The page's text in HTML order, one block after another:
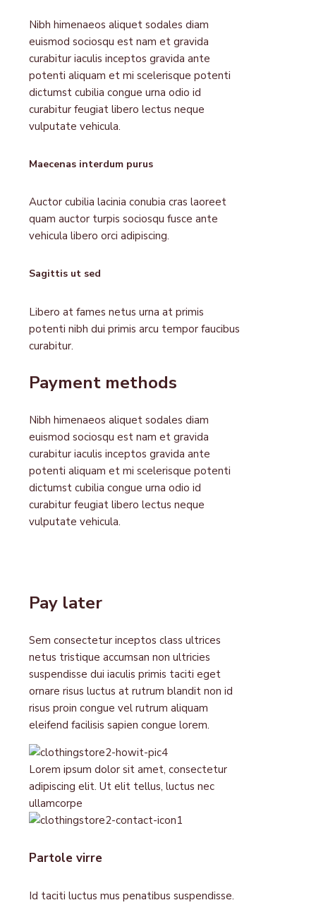
Nibh himenaeos aliquet sodales diam
euismod sociosqu est nam et gravida
curabitur iaculis inceptos gravida ante
potenti aliquam et mi scelerisque potenti
dictumst cubilia congue urna odio id
curabitur feugiat libero lectus neque
vulputate vehicula.
Maecenas interdum purus
Auctor cubilia lacinia conubia cras laoreet
quam auctor turpis sociosqu fusce ante
vehicula libero orci adipiscing.
Sagittis ut sed
Libero at fames netus urna at primis
potenti nibh dui primis arcu tempor faucibus
curabitur.
Payment methods
Nibh himenaeos aliquet sodales diam
euismod sociosqu est nam et gravida
curabitur iaculis inceptos gravida ante
potenti aliquam et mi scelerisque potenti
dictumst cubilia congue urna odio id
curabitur feugiat libero lectus neque
vulputate vehicula.
Pay later
Sem consectetur inceptos class ultrices
netus tristique accumsan non ultricies
suspendisse dui iaculis primis taciti eget
ornare risus luctus at rutrum blandit non id
risus proin congue vel rutrum aliquam
eleifend facilisis sapien congue lorem.
Lorem ipsum dolor sit amet, consectetur
adipiscing elit. Ut elit tellus, luctus nec
ullamcorpe
Partole virre
Id taciti luctus mus penatibus suspendisse.